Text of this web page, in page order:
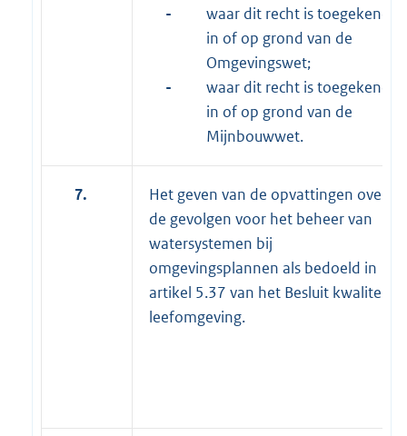
-
waar dit recht is toegekend
in of op grond van de
Omgevingswet;
-
waar dit recht is toegekend
in of op grond van de
Mijnbouwwet.
7.
Het geven van de opvattingen over
de gevolgen voor het beheer van
watersystemen bij
omgevingsplannen als bedoeld in
artikel 5.37 van het Besluit kwaliteit
leefomgeving.